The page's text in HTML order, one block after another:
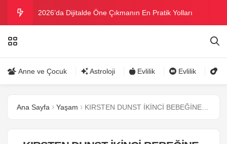
2026’da Dijitalde Öne Çıkmanın En Pratik Yolları
Danla Bilic ile Reynmen Miami’de tatilde
Anne ve Çocuk Astroloji Evlilik Evlilik
Ana Sayfa Yaşam